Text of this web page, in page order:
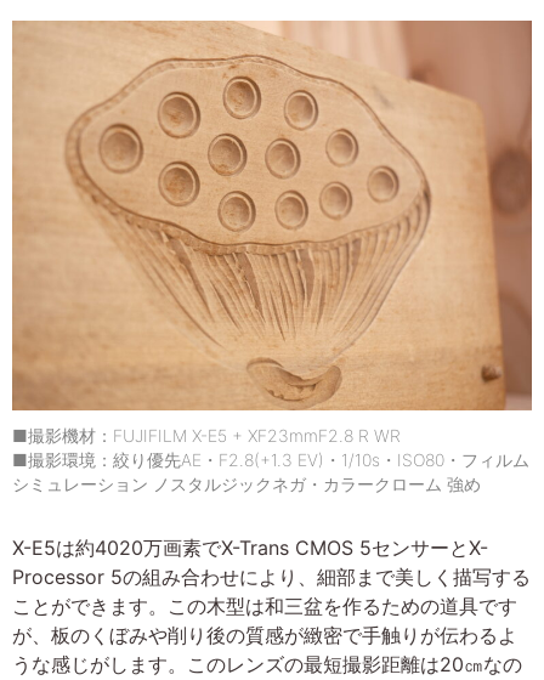
■撮影機材：FUJIFILM X-E5 + XF23mmF2.8 R WR
■撮影環境：絞り優先AE・F2.8(+1.3 EV)・1/10s・ISO80・フィルム
シミュレーション ノスタルジックネガ・カラークローム 強め
X-E5は約4020万画素でX-Trans CMOS 5センサーとX-
Processor 5の組み合わせにより、細部まで美しく描写する
ことができます。この木型は和三盆を作るための道具です
が、板のくぼみや削り後の質感が緻密で手触りが伝わるよ
うな感じがします。このレンズの最短撮影距離は20㎝なの